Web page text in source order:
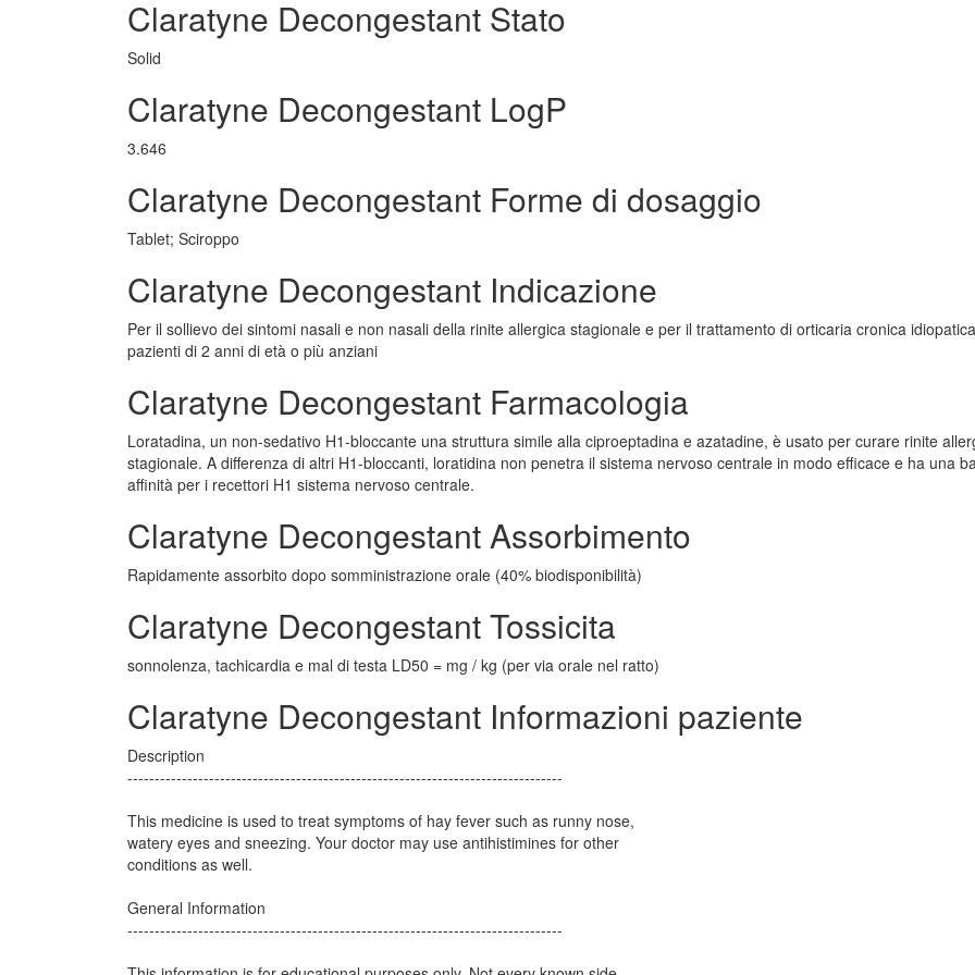
Claratyne Decongestant Stato
Solid
Claratyne Decongestant LogP
3.646
Claratyne Decongestant Forme di dosaggio
Tablet; Sciroppo
Claratyne Decongestant Indicazione
Per il sollievo dei sintomi nasali e non nasali della rinite allergica stagionale e per il trattamento di orticaria cronica
pazienti di 2 anni di età o più anziani
Claratyne Decongestant Farmacologia
Loratadina, un non-sedativo H1-bloccante una struttura simile alla ciproeptadina e azatadine, è usato per curare rinite
stagionale. A differenza di altri H1-bloccanti, loratidina non penetra il sistema nervoso centrale in modo efficace e ha una
affinità per i recettori H1 sistema nervoso centrale.
Claratyne Decongestant Assorbimento
Rapidamente assorbito dopo somministrazione orale (40% biodisponibilità)
Claratyne Decongestant Tossicita
sonnolenza, tachicardia e mal di testa LD50 = mg / kg (per via orale nel ratto)
Claratyne Decongestant Informazioni paziente
Description
--------------------------------------------------------------------------------
This medicine is used to treat symptoms of hay fever such as runny nose,
watery eyes and sneezing. Your doctor may use antihistimines for other
conditions as well.
General Information
--------------------------------------------------------------------------------